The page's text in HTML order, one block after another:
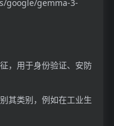
google/gemma-3-
，用于身份验证、安防
其类别，例如在工业生